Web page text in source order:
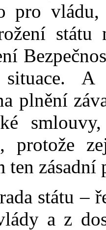
pro
státu
situace.
plnění
protože
ten zásadní
státu –
a z